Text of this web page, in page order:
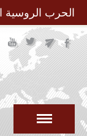
الحرب الروسية